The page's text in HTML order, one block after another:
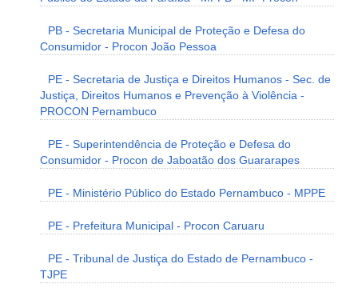
PB - Secretaria Municipal de Proteção e Defesa do
Consumidor - Procon João Pessoa
PE - Secretaria de Justiça e Direitos Humanos - Sec. de
Justiça, Direitos Humanos e Prevenção à Violência -
PROCON Pernambuco
PE - Superintendência de Proteção e Defesa do
Consumidor - Procon de Jaboatão dos Guararapes
PE - Ministério Público do Estado Pernambuco - MPPE
PE - Prefeitura Municipal - Procon Caruaru
PE - Tribunal de Justiça do Estado de Pernambuco -
TJPE